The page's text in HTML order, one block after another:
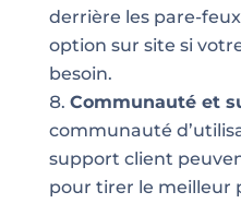
derrière les pare-
option sur site si
besoin.
Communauté et
communauté
support client
pour tirer le meilleur